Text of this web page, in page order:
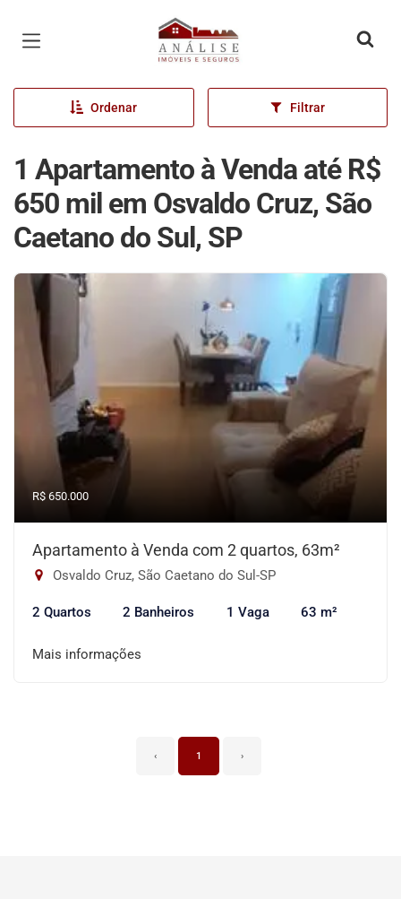
Página inicial
Ordenar Filtrar
1 Apartamento à Venda até R$
650 mil em Osvaldo Cruz, São
Caetano do Sul, SP
R$ 650.000
Apartamento à Venda com 2 quartos, 63m²
Osvaldo Cruz, São Caetano do Sul-SP
2 Quartos 2 Banheiros 1 Vaga 63 m²
Mais informações
‹ 1 ›